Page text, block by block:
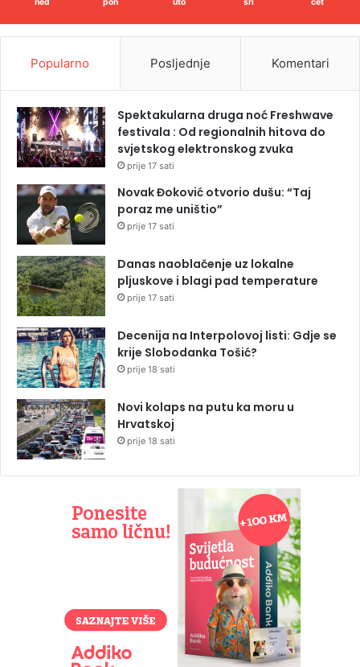
Popularno Posljednje Komentari
Spektakularna druga noć Freshwave
festivala : Od regionalnih hitova do
svjetskog elektronskog zvuka
prije 17 sati
Novak Đoković otvorio dušu: “Taj
poraz me uništio”
prije 17 sati
Danas naoblačenje uz lokalne
pljuskove i blagi pad temperature
prije 17 sati
Decenija na Interpolovoj listi: Gdje se
krije Slobodanka Tošić?
prije 18 sati
Novi kolaps na putu ka moru u
Hrvatskoj
prije 18 sati